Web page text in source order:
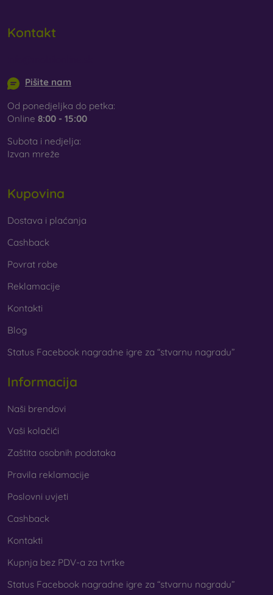
Kontakt
Pišite nam
Od ponedjeljka do petka:
Online 8:00 - 15:00
Subota i nedjelja:
Izvan mreže
Kupovina
Dostava i plaćanja
Cashback
Povrat robe
Reklamacije
Kontakti
Blog
Status Facebook nagradne igre za “stvarnu nagradu”
Informacija
Naši brendovi
Vaši kolačići
Zaštita osobnih podataka
Pravila reklamacije
Poslovni uvjeti
Cashback
Kontakti
Kupnja bez PDV-a za tvrtke
Status Facebook nagradne igre za “stvarnu nagradu”